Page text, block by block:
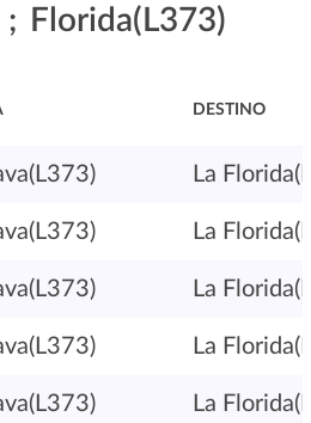
;
Florida(L373)
DESTINO
La
La
La
La
La